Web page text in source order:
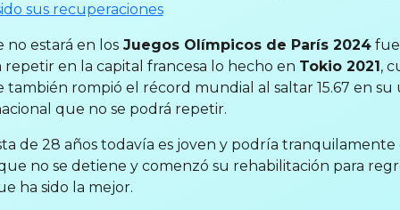
sus recuperaciones
no estará en losJuegos Olímpicos de París 2024fue
repetir en la capital francesa lo hecho en Tokio 2021 ,
también rompió el récord mundial al saltar 15.67 en
que no se podrá repetir.
de 28 años todavía es joven y podría tranquilamente
no se detiene y comenzó su rehabilitación para
ha sido la mejor.